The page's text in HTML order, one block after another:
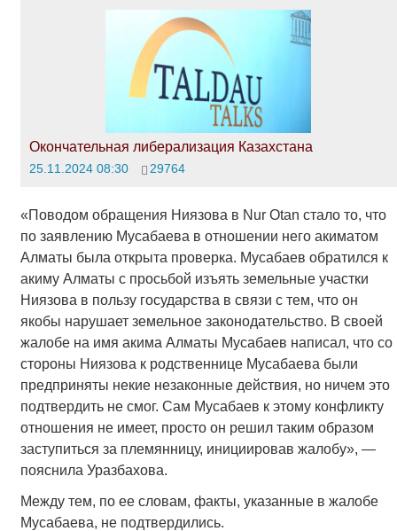
Окончательная либерализация Казахстана
25.11.2024 08:30 29764
«Поводом обращения Ниязова в Nur Otan стало то, что
по заявлению Мусабаева в отношении него акиматом
Алматы была открыта проверка. Мусабаев обратился к
акиму Алматы с просьбой изъять земельные участки
Ниязова в пользу государства в связи с тем, что он
якобы нарушает земельное законодательство. В своей
жалобе на имя акима Алматы Мусабаев написал, что со
стороны Ниязова к родственнице Мусабаева были
предприняты некие незаконные действия, но ничем это
подтвердить не смог. Сам Мусабаев к этому конфликту
отношения не имеет, просто он решил таким образом
заступиться за племянницу, инициировав жалобу», —
пояснила Уразбахова.
Между тем, по ее словам, факты, указанные в жалобе
Мусабаева, не подтвердились.